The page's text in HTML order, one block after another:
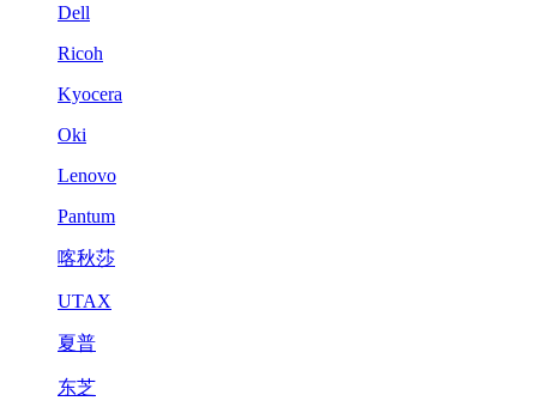
Dell
Ricoh
Kyocera
Oki
Lenovo
Pantum
喀秋莎
UTAX
夏普
东芝